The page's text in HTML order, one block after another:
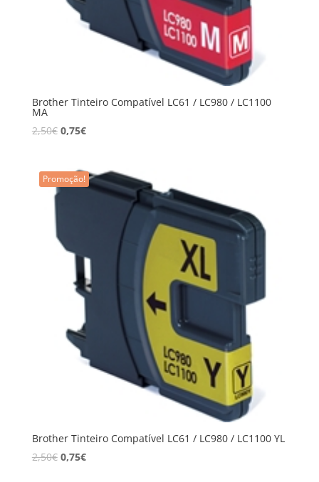
Brother Tinteiro Compatível LC61 / LC980 / LC1100
MA
2,50€ 0,75€
Promoção!
Brother Tinteiro Compatível LC61 / LC980 / LC1100 YL
2,50€ 0,75€